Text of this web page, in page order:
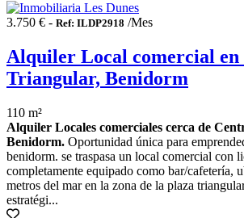
3.750 € - Ref: ILDP2918 /Mes
Alquiler Local comercial en
Triangular, Benidorm
110 m²
Alquiler Locales comerciales cerca de
Benidorm. Oportunidad única para
benidorm. se traspasa un local comercial con
completamente equipado como bar/cafetería,
metros del mar en la zona de la plaza
estratégi...